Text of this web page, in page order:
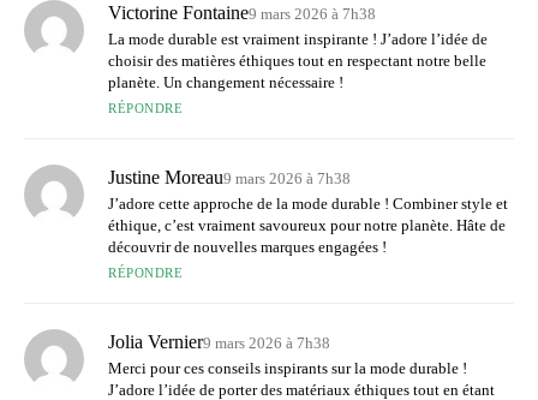
Victorine Fontaine9 mars 2026 à 7h38
La mode durable est vraiment inspirante ! J’adore l’idée de
choisir des matières éthiques tout en respectant notre belle
planète. Un changement nécessaire !
RÉPONDRE
Justine Moreau9 mars 2026 à 7h38
J’adore cette approche de la mode durable ! Combiner style et
éthique, c’est vraiment savoureux pour notre planète. Hâte de
découvrir de nouvelles marques engagées !
RÉPONDRE
Jolia Vernier9 mars 2026 à 7h38
Merci pour ces conseils inspirants sur la mode durable !
J’adore l’idée de porter des matériaux éthiques tout en étant